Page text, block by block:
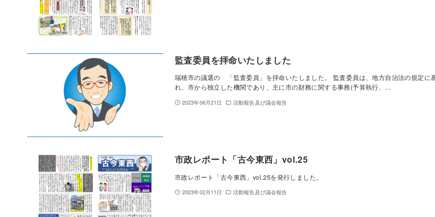
監査委員を拝命いたしました
瑞穂市の議選の 「監査委員」を拝命いたしました。 監査委員は、地方自治法の規定に
れ、市から独立した機関であり、主に市の財務に関する事務(予算執行、…
2023年06月21日 活動報告及び議会報告
市政レポート「古今東西」vol.25
市政レポート「古今東西」vol.25を発行しました。
2023年02月11日 活動報告及び議会報告